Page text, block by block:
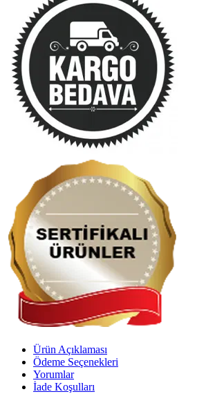
Ürün Açıklaması
Ödeme Seçenekleri
Yorumlar
İade Koşulları